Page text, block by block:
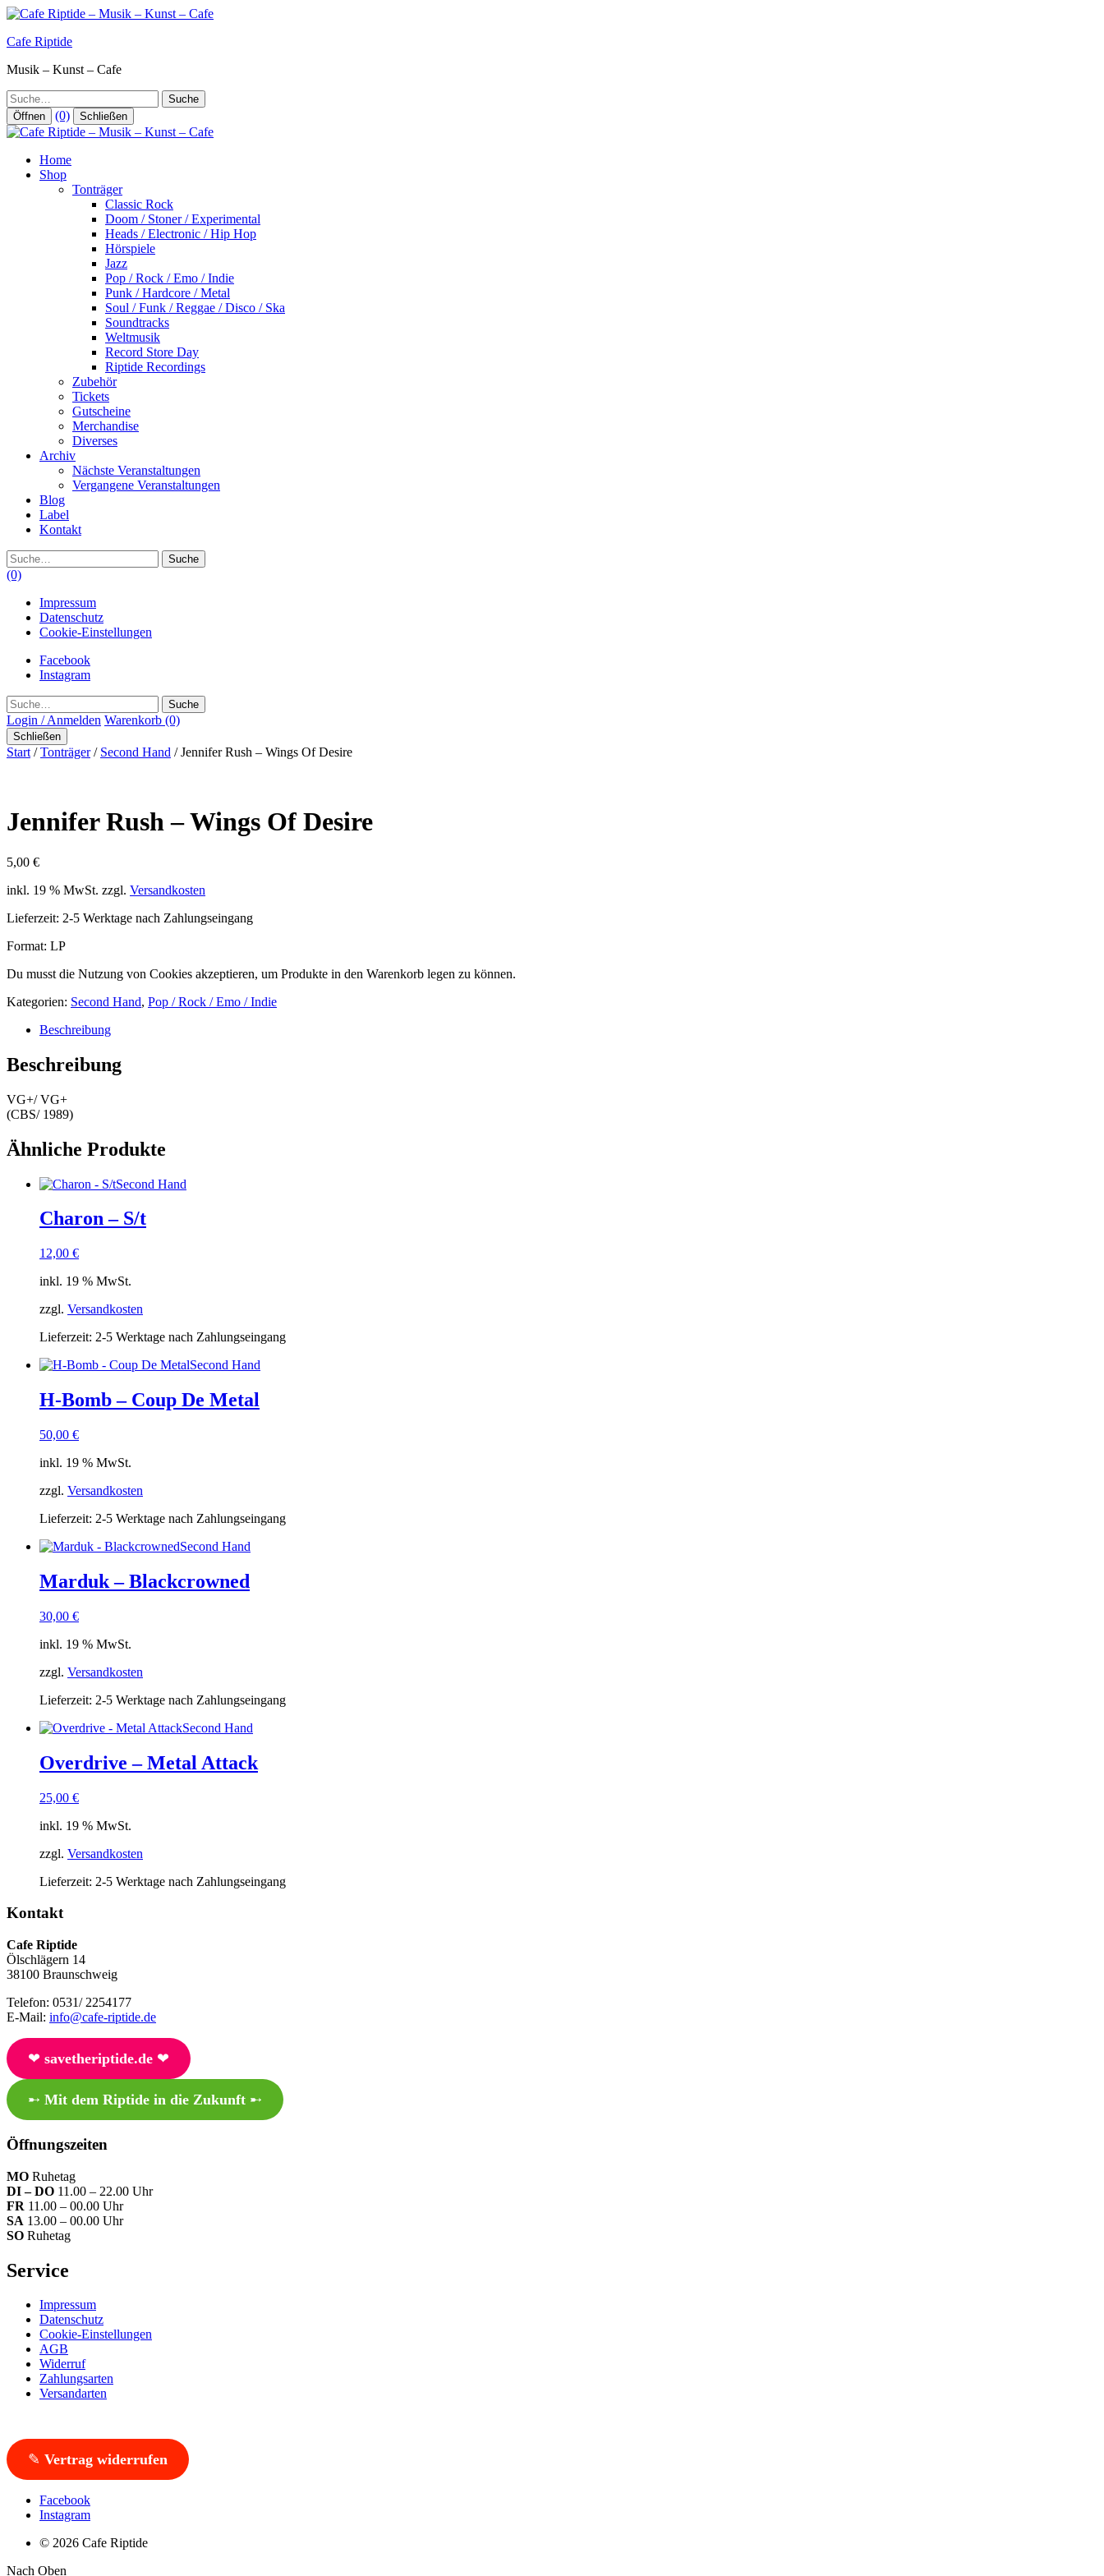
Zum
springen
Cafe Riptide
Musik – Kunst – Cafe
Suche
Öffnen (0) Schließen
Home
Shop
Tonträger
Classic Rock
Doom / Stoner / Experimental
Heads / Electronic / Hip Hop
Hörspiele
Jazz
Pop / Rock / Emo / Indie
Punk / Hardcore / Metal
Soul / Funk / Reggae / Disco / Ska
Soundtracks
Weltmusik
Record Store Day
Riptide Recordings
Zubehör
Tickets
Gutscheine
Merchandise
Diverses
Archiv
Nächste Veranstaltungen
Vergangene Veranstaltungen
Blog
Label
Kontakt
Suche
(0)
Impressum
Datenschutz
Cookie-Einstellungen
Facebook
Instagram
Suche
Login / Anmelden Warenkorb (0)
Schließen
Start /Tonträger/ Second Hand / Jennifer Rush – Wings Of Desire
Jennifer Rush – Wings Of Desire
5,00 €
inkl. 19 % MwSt. zzgl. Versandkosten
Lieferzeit: 2-5 Werktage nach Zahlungseingang
Format: LP
Du musst die Nutzung von Cookies akzeptieren, um Produkte in den Warenkorb legen zu können.
Kategorien: Second Hand, Pop / Rock / Emo / Indie
Beschreibung
Beschreibung
VG+/ VG+
(CBS/ 1989)
Ähnliche Produkte
Second Hand
Charon – S/t
12,00 €
inkl. 19 % MwSt.
zzgl. Versandkosten
Lieferzeit: 2-5 Werktage nach Zahlungseingang
Second Hand
H-Bomb – Coup De Metal
50,00 €
inkl. 19 % MwSt.
zzgl. Versandkosten
Lieferzeit: 2-5 Werktage nach Zahlungseingang
Second Hand
Marduk – Blackcrowned
30,00 €
inkl. 19 % MwSt.
zzgl. Versandkosten
Lieferzeit: 2-5 Werktage nach Zahlungseingang
Second Hand
Overdrive – Metal Attack
25,00 €
inkl. 19 % MwSt.
zzgl. Versandkosten
Lieferzeit: 2-5 Werktage nach Zahlungseingang
Kontakt
Cafe Riptide
Ölschlägern 14
38100 Braunschweig
Telefon: 0531/ 2254177
E-Mail: info@cafe-riptide.de
❤︎ savetheriptide.de❤︎
➸ Mit dem Riptide in die Zukunft➸
Öffnungszeiten
MO Ruhetag
DI – DO 11.00 – 22.00 Uhr
FR 11.00 – 00.00 Uhr
SA 13.00 – 00.00 Uhr
SO Ruhetag
Service
Impressum
Datenschutz
Cookie-Einstellungen
AGB
Widerruf
Zahlungsarten
Versandarten
✎ Vertrag widerrufen
Facebook
Instagram
© 2026 Cafe Riptide
Nach Oben